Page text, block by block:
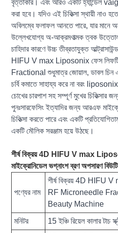
বৃত্তাকার। এবং আরও একটি হ্যান্ডেল
করা হবে। যদিও এই চিকিত্সা স্থায়ী নাও
অবিলম্বে ফলাফল আনতে পারে, যার মানে
উল্লেখযোগ্য অ-আক্রমণাত্মক ত্বক
চাহিদার কারণে উচ্চ তীব্রতাযুক্ত
HIFU V max Liposonix ফেস
Fractional শুধুমাত্র জোয়াল, ডাবল চিন
চর্বি কমাতে সাহায্য করে না বরং liposonix
চোখের চারপাশ সহ সম্পূর্ণ মুখের চিকিত্সার
পুনঃসারফেসিং ইত্যাদির জন্য আরএফ
চিকিত্সা করতে পারে এবং একটি
একটি মৌলিক সরঞ্জাম হয়ে উঠছে।
শীর্ষ বিক্রয় 4D HIFU V max
মাইক্রোনিডেল ভগ্নাংশ ব্রণ অপসারণ বিউটি
পণ্যের নাম
শীর্ষ বিক্রয় 4D HIFU
RF Microneedle
Beauty Machine
মনিটর 15 ইঞ্চি রিয়েল কালার টাচ